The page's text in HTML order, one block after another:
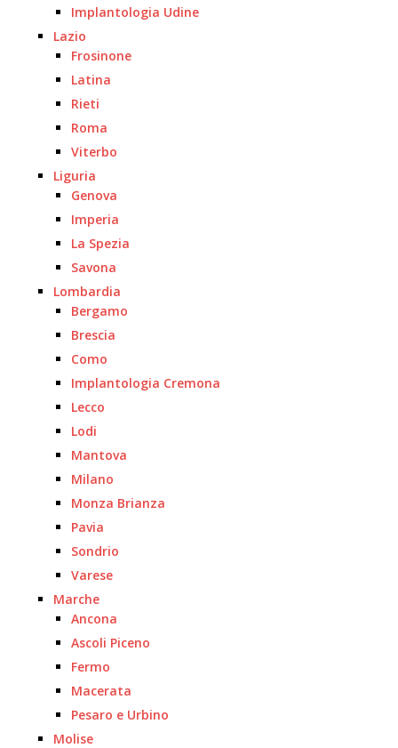
Implantologia Udine
Lazio
Frosinone
Latina
Rieti
Roma
Viterbo
Liguria
Genova
Imperia
La Spezia
Savona
Lombardia
Bergamo
Brescia
Como
Implantologia Cremona
Lecco
Lodi
Mantova
Milano
Monza Brianza
Pavia
Sondrio
Varese
Marche
Ancona
Ascoli Piceno
Fermo
Macerata
Pesaro e Urbino
Molise